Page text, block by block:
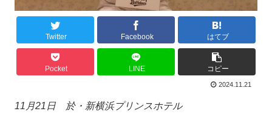
Twitter Facebook はてブ
Pocket LINE コピー
2024.11.21
11月21日 於・新横浜プリンスホテル